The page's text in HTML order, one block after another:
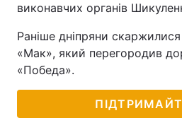
Послуги
виконавчих органів
Раніше дніпряни
«Мак», який перегородив
«Победа».